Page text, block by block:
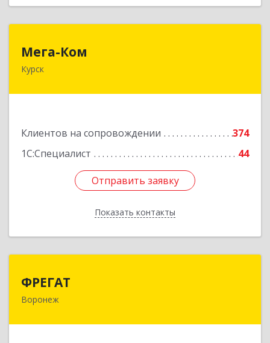
Мега-Ком
Курск
Клиентов на сопровождении
374
1С:Специалист
44
Отправить заявку
Показать контакты
305001, Курская обл, Курск г, Красной Армии ул,
Отправить заявку
Назад
ФРЕГАТ
Воронеж